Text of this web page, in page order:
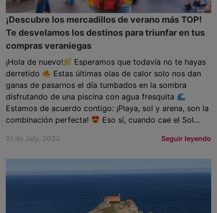
¡Descubre los mercadillos de verano más TOP!
Te desvelamos los destinos para triunfar en tus
compras veraniegas
¡Hola de nuevo!
Esperamos que todavía no te hayas
derretido
Estas últimas olas de calor solo nos dan
ganas de pasarnos el día tumbados en la sombra
disfrutando de una piscina con agua fresquita
Estamos de acuerdo contigo: ¡Playa, sol y arena, son la
combinación perfecta!
Eso sí, cuando cae el Sol...
21 de July, 2022 Seguir leyendo